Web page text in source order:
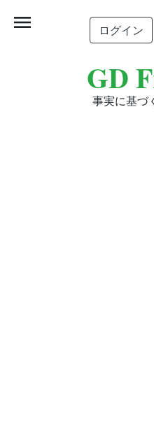
ログイン
GD
事実に基づ
menu